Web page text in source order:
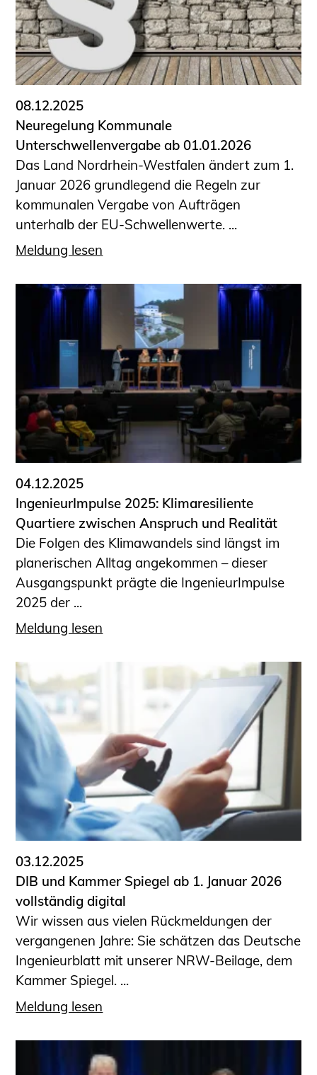
08.12.2025
Neuregelung Kommunale
Unterschwellenvergabe ab 01.01.2026
Das Land Nordrhein-Westfalen ändert zum 1.
Januar 2026 grundlegend die Regeln zur
kommunalen Vergabe von Aufträgen
unterhalb der EU-Schwellenwerte. ...
Meldung lesen
04.12.2025
IngenieurImpulse 2025: Klimaresiliente
Quartiere zwischen Anspruch und Realität
Die Folgen des Klimawandels sind längst im
planerischen Alltag angekommen – dieser
Ausgangspunkt prägte die IngenieurImpulse
2025 der ...
Meldung lesen
03.12.2025
DIB und Kammer Spiegel ab 1. Januar 2026
vollständig digital
Wir wissen aus vielen Rückmeldungen der
vergangenen Jahre: Sie schätzen das Deutsche
Ingenieurblatt mit unserer NRW-Beilage, dem
Kammer Spiegel. ...
Meldung lesen